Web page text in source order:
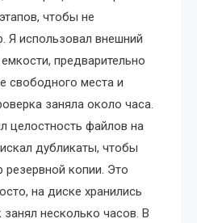
чтобы не
Я использовал внешний
предварительно
свободного места и
заняла около часа.
целостность файлов на
дубликаты, чтобы
резервной копии. Это
на диске хранились
несколько часов. В